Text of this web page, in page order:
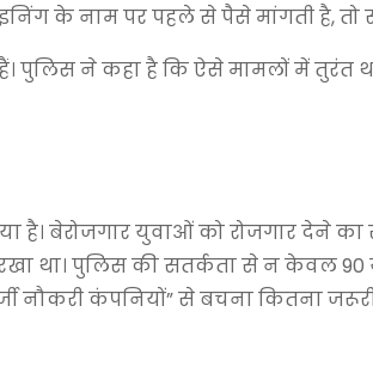
के नाम पर पहले से पैसे मांगती है, तो
पुलिस ने कहा है कि ऐसे मामलों में तुरंत
है। बेरोजगार युवाओं को रोजगार देने
था। पुलिस की सतर्कता से न केवल 90
नौकरी कंपनियों” से बचना कितना जरूरी